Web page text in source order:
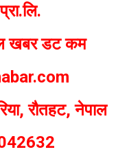
खबर डट कम
रौतहट, नेपाल